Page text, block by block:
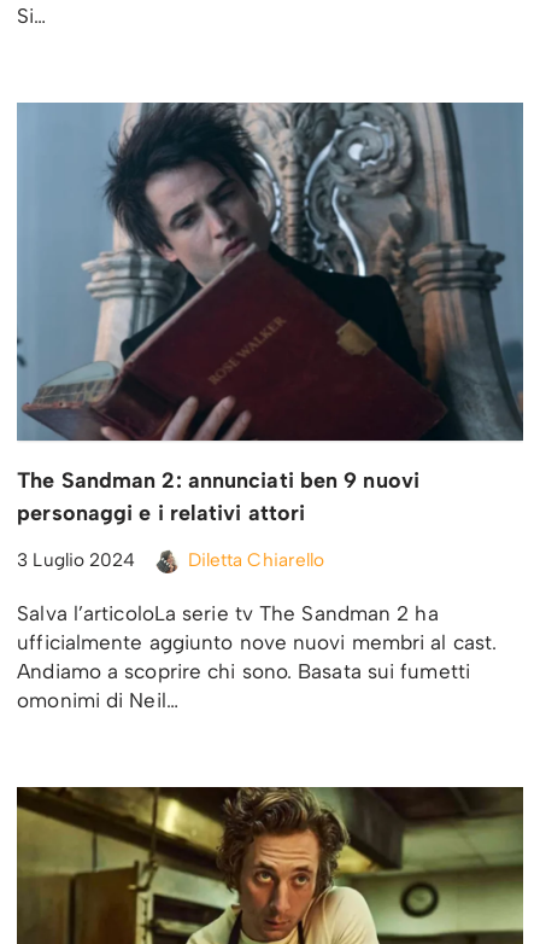
Si…
The Sandman 2: annunciati ben 9 nuovi
personaggi e i relativi attori
3 Luglio 2024 Diletta Chiarello
Salva l’articoloLa serie tv The Sandman 2 ha
ufficialmente aggiunto nove nuovi membri al cast.
Andiamo a scoprire chi sono. Basata sui fumetti
omonimi di Neil…